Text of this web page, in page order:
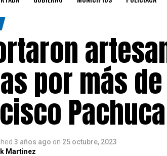
por más
3 años ago on 25 octubre, 2023
Martinez